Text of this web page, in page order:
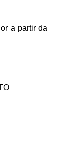
a partir da